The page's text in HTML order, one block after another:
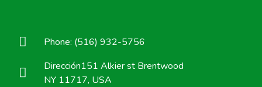
Phone: (516) 932-5756
Dirección151 Alkier st Brentwood
NY 11717, USA